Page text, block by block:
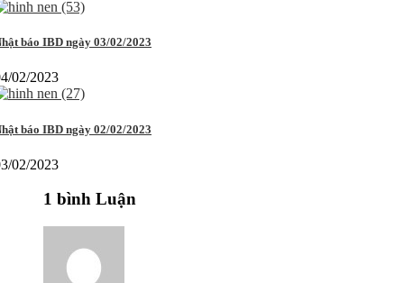
báo IBD ngày 03/02/2023
02/2023
báo IBD ngày 02/02/2023
02/2023
1 bình Luận